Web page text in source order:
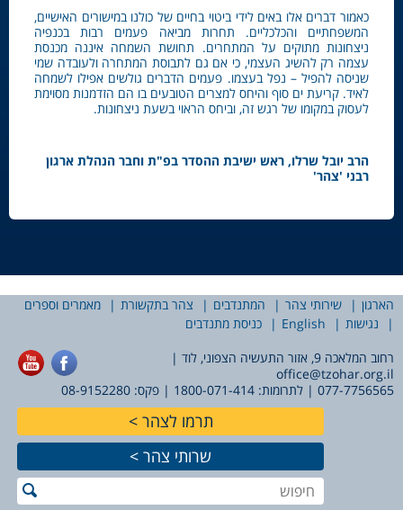
כאמור דברים אלו באים לידי ביטוי בחיים של כולנו במישורים האישיים,
המשפחתיים והכלכליים. תחרות מביאה פעמים רבות בכנפיה
ניצחונות מתוקים על המתחרים. תחושת השמחה איננה מכנסת
עצמה רק להשיג העצמי, כי אם גם לתבוסת המתחרה ולעובדה שמי
שניסה להפיל – נפל בעצמו. פעמים הדברים גולשים אפילו לשמחה
לאיד. קריעת ים סוף והיחס למצרים הטובעים בו הם הזדמנות מסוימת
לעסוק במקומו של רגש זה, וביחס הראוי בשעת ניצחונות.
הרב יובל שרלו, ראש ישיבת ההסדר בפ"ת וחבר הנהלת ארגון
רבני 'צהר'
הארגון שירותי צהר המתנדבים צהר בתקשורת
מאמרים וספרים
נגישות
English
כניסת מתנדבים
רחוב המלאכה 9, אזור התעשיה הצפוני, לוד |
office@tzohar.org.il
077-7756565 | לתרומות: 1800-071-414 | פקס: 08-9152280
תרמו לצהר
שרותי צהר